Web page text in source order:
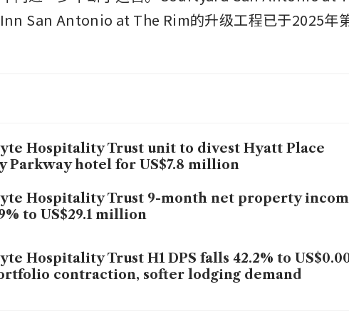
San Antonio at The Rim的升级工程已于2025年
Hospitality Trust unit to divest Hyatt Place
Parkway hotel for US$7.8 million
Hospitality Trust 9-month net property
to US$29.1 million
Hospitality Trust H1 DPS falls 42.2% to
contraction, softer lodging demand